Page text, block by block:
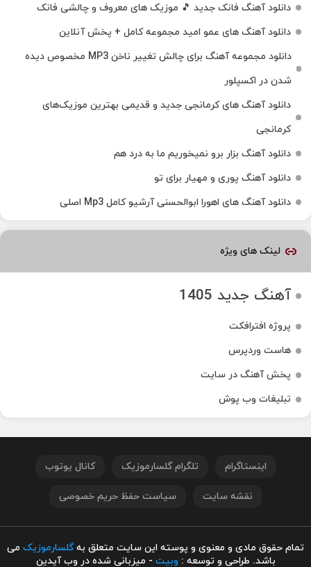
دانلود آهنگ فانک جدید 🎵 موزیک‌ های معروف و چالشی فانک
دانلود آهنگ های عمو امید مجموعه کامل + پخش آنلاین
دانلود مجموعه آهنگ برای چالش تغییر ناخن MP3 مخصوص دیده
شدن در اکسپلور
دانلود آهنگ‌ های کرمانجی جدید و قدیمی بهترین موزیک‌های
کرمانجی
دانلود آهنگ بزار برو نمیخوریم ما به درد هم
دانلود آهنگ پوری و مهیار برای تو
دانلود آهنگ های اهورا ابوالحسنی آرشیو کامل Mp3 اصلی
لینک های ویژه
آهنگ جدید 1405
پروژه افترافکت
هاست وردپرس
پخش آهنگ در سایت
تبلیغات وب پوش
اینستاگرام تلگرام گلسارموزیک کانال یوتوب
نقشه سایت سیاست حفظ حریم خصوصی
تمام حقوق مادی و معنوی و پوسته این سایت متعلق بهگلسارموزیک می
باشد. طراحی و توسعه : وبیت - میزبانی شده در وب آیدین